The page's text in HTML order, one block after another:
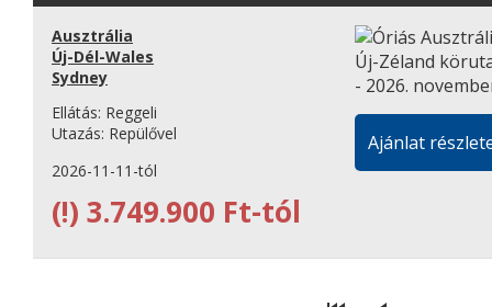
Ausztrália
Új-Dél-Wales
Sydney
Ellátás: Reggeli
Utazás: Repülővel
2026-11-11-tól
(!) 3.749.900 Ft-tól
Ajánlat